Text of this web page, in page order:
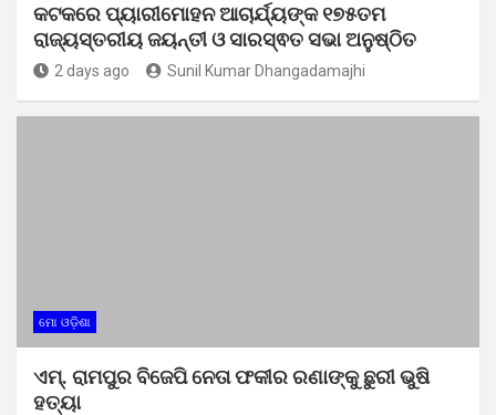
କଟକରେ ପ୍ୟାରୀମୋହନ ଆଚାର୍ଯ୍ୟଙ୍କ ୧୭୫ତମ
ରାଜ୍ୟସ୍ତରୀୟ ଜୟନ୍ତୀ ଓ ସାରସ୍ଵତ ସଭା ଅନୁଷ୍ଠିତ
2 days ago Sunil Kumar Dhangadamajhi
ମୋ ଓଡ଼ିଶା
ଏମ୍. ରାମପୁର ବିଜେପି ନେତା ଫକୀର ରଣାଙ୍କୁ ଛୁରୀ ଭୁଷି
ହତ୍ୟା